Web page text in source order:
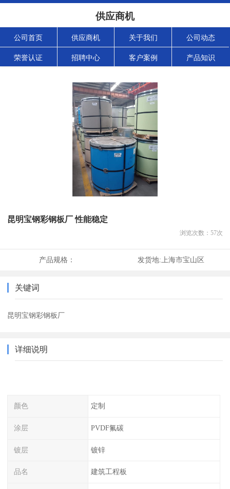
供应商机
公司首页 供应商机 关于我们 公司动态
荣誉认证 招聘中心 客户案例 产品知识
昆明宝钢彩钢板厂 性能稳定
浏览次数： 57次
产品规格： 发货地: 上海市宝山区
关键词
昆明宝钢彩钢板厂
详细说明
颜色 定制
涂层 PVDF氟碳
镀层 镀锌
品名 建筑工程板